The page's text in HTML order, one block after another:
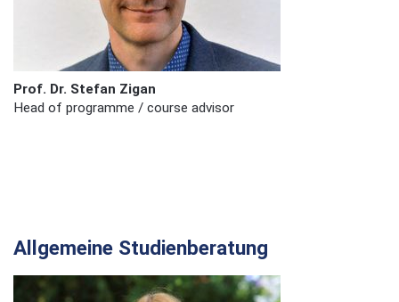
Prof. Dr. Stefan Zigan
Head of programme / course advisor
Allgemeine Studienberatung